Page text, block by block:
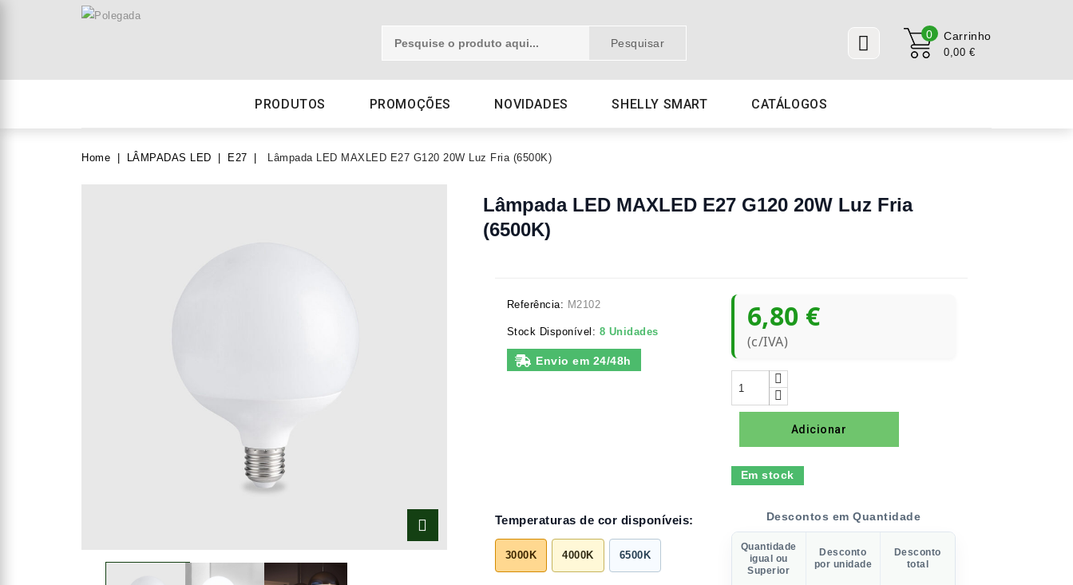
Carrinho
0,00 €
0
Pesquisar
PRODUTOS PROMOÇÕES NOVIDADES SHELLY SMART CATÁLOGOS
Home LÂMPADAS LED E27 Lâmpada LED MAXLED E27 G120 20W Luz Fria (6500K)
Lâmpada LED MAXLED E27 G120 20W Luz Fria
(6500K)
Referência: M2102
Stock Disponível: 8 Unidades
Envio em 24/48h
6,80 €
(c/IVA)
Adicionar
Em stock
Temperaturas de cor disponíveis:
3000K 4000K 6500K
Descontos em Quantidade
Quantidade
igual ou
Superior
Desconto
por unidade
Desconto
total